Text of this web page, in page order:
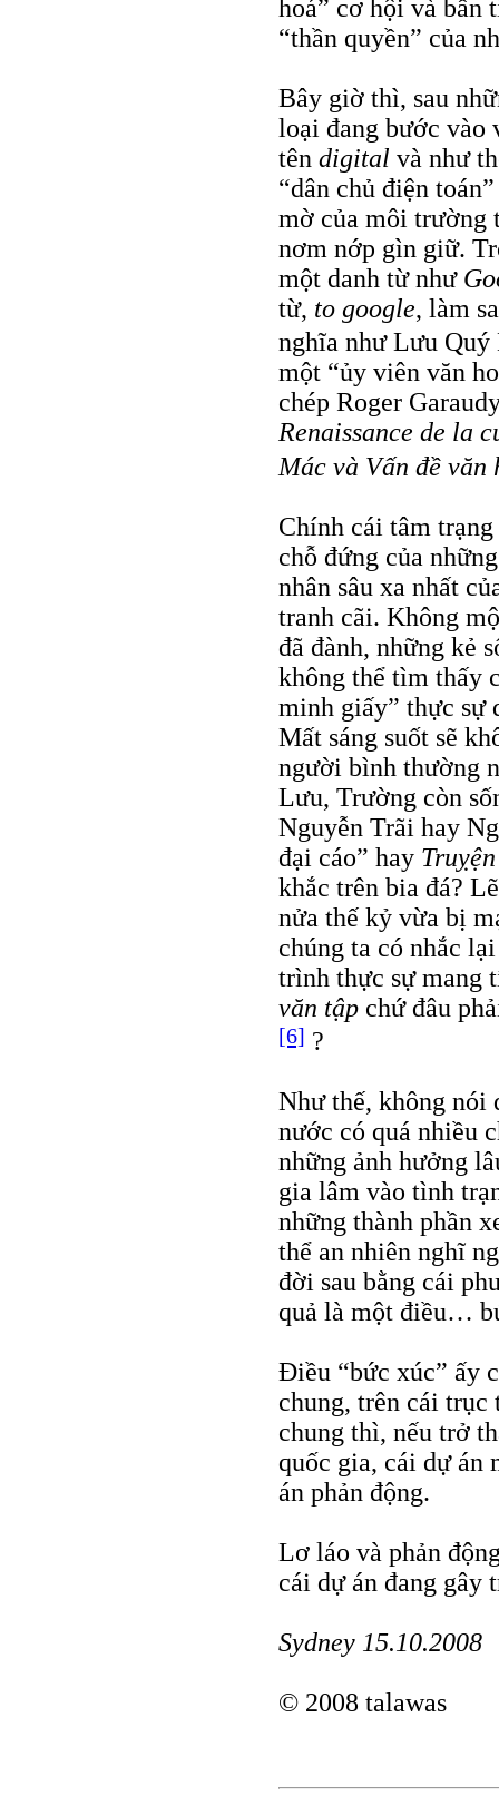
hoá” cơ hội và bần
“thần quyền” của
Bây giờ thì, sau
loại đang bước vào
tên digital và như
“dân chủ điện
mờ của môi trường
nơm nớp gìn giữ.
một danh từ như
từ, to google, làm
nghĩa như Lưu
một “ủy viên văn
chép Roger
Renaissance de la
Mác và Vấn đề
Chính cái tâm
chỗ đứng của
nhân sâu xa nhất
tranh cãi. Không
đã đành, những kẻ
không thể tìm thấy
minh giấy” thực sự
Mất sáng suốt sẽ
người bình thường
Lưu, Trường còn
Nguyễn Trãi hay
đại cáo” hay
khắc trên bia đá?
nửa thế kỷ vừa bị
chúng ta có nhắc
trình thực sự mang
văn tập chứ đâu
[6] ?
Như thế, không nói
nước có quá nhiều
những ảnh hưởng
gia lâm vào tình
những thành phần
thể an nhiên nghĩ
đời sau bằng cái
quả là một điều…
Điều “bức xúc” ấy
chung, trên cái
chung thì, nếu trở
quốc gia, cái dự án
án phản động.
Lơ láo và phản
cái dự án đang gây
Sydney 15.10.2008
© 2008 talawas